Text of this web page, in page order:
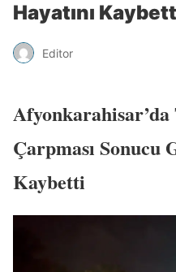
Hayatını
Editor
Çarpması Sonucu
Kaybetti